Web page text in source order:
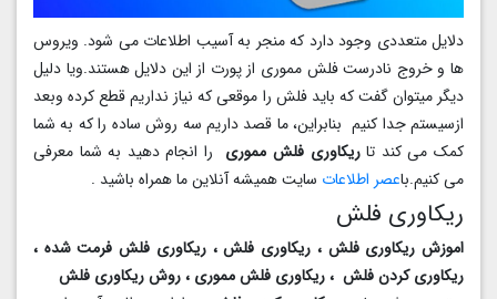
دلایل متعددی وجود دارد که منجر به آسیب اطلاعات می شود. ویروس
ها و خروج نادرست فلش مموری از پورت از این دلایل هستند.ویا دلیل
دیگر میتوان گفت که باید فلش را موقعی که نیاز نداریم قطع کرده وبعد
ازسیستم جدا کنیم بنابراین، ما قصد داریم سه روش ساده را که به شما
کمک می کند تا ریکاوری فلش مموریرا انجام دهید به شما معرفی
می کنیم.باعصر اطلاعاتسایت همیشه آنلاین ما همراه باشید .
ریکاوری فلش
اموزش ریکاوری فلش ، ریکاوری فلش ، ریکاوری فلش فرمت شده ،
ریکاوری کردن فلش ، ریکاوری فلش مموری ، روش ریکاوری فلش